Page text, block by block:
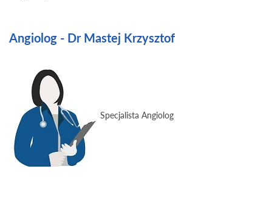
Angiolog - Dr Mastej Krzysztof
Specjalista Angiolog